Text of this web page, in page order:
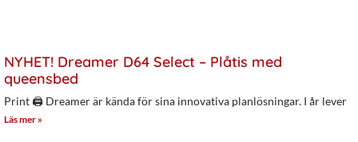
NYHET! Dreamer D64 Select – Plåtis med
queensbed
Print 🖨 Dreamer är kända för sina innovativa planlösningar. I år lever
Läs mer »